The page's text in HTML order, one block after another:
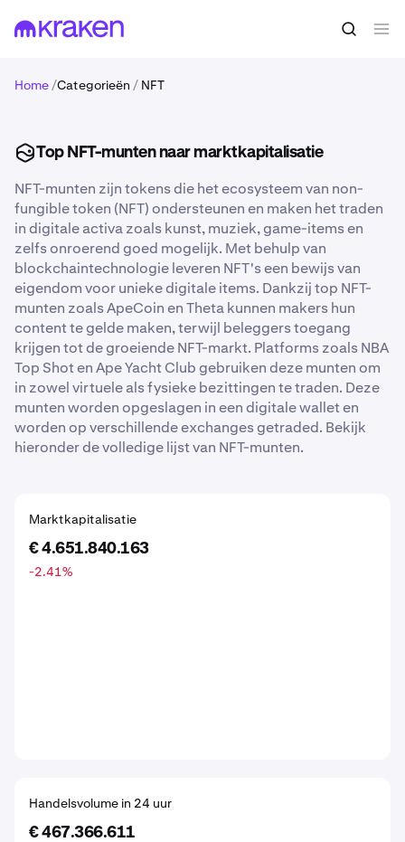
Home/Categorieën / NFT
Top NFT-munten naar marktkapitalisatie
NFT-munten zijn tokens die het ecosysteem van non-
fungible token (NFT) ondersteunen en maken het traden
in digitale activa zoals kunst, muziek, game-items en
zelfs onroerend goed mogelijk. Met behulp van
blockchaintechnologie leveren NFT's een bewijs van
eigendom voor unieke digitale items. Dankzij top NFT-
munten zoals ApeCoin en Theta kunnen makers hun
content te gelde maken, terwijl beleggers toegang
krijgen tot de groeiende NFT-markt. Platforms zoals NBA
Top Shot en Ape Yacht Club gebruiken deze munten om
in zowel virtuele als fysieke bezittingen te traden. Deze
munten worden opgeslagen in een digitale wallet en
worden op verschillende exchanges getraded. Bekijk
hieronder de volledige lijst van NFT-munten.
Marktkapitalisatie
€ 4.651.840.163
-2.41%
Handelsvolume in 24 uur
€ 467.366.611